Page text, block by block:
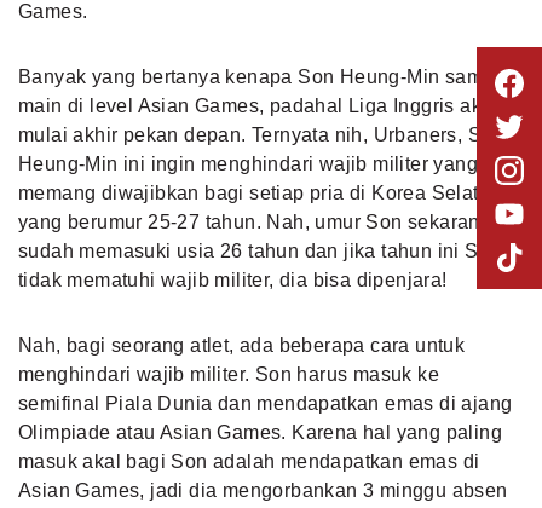
Games.
Banyak yang bertanya kenapa Son Heung-Min sampai
main di level Asian Games, padahal Liga Inggris akan
mulai akhir pekan depan. Ternyata nih, Urbaners, Son
Heung-Min ini ingin menghindari wajib militer yang
memang diwajibkan bagi setiap pria di Korea Selatan
yang berumur 25-27 tahun. Nah, umur Son sekarang
sudah memasuki usia 26 tahun dan jika tahun ini Son
tidak mematuhi wajib militer, dia bisa dipenjara!
Nah, bagi seorang atlet, ada beberapa cara untuk
menghindari wajib militer. Son harus masuk ke
semifinal Piala Dunia dan mendapatkan emas di ajang
Olimpiade atau Asian Games. Karena hal yang paling
masuk akal bagi Son adalah mendapatkan emas di
Asian Games, jadi dia mengorbankan 3 minggu absen